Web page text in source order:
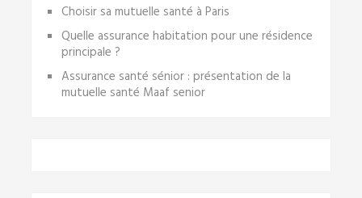
Choisir sa mutuelle santé à Paris
Quelle assurance habitation pour une résidence
principale ?
Assurance santé sénior : présentation de la
mutuelle santé Maaf senior